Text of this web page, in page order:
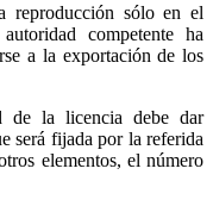
reproducción sólo en el
competente ha
a la exportación de los
de la licencia debe dar
será fijada por la referida
elementos, el número